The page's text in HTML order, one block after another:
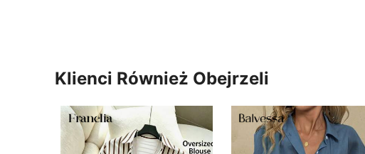
Klienci Również Obejrzeli